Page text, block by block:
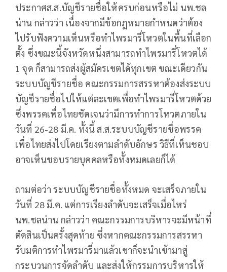
ประกาศส.ส.บัญชีรายชื่อให้ครบก่อนหรือไม่ นพ.ชล
น่าน กล่าวว่า เนื่องจากมีข้อกฎหมายกำหนดว่าต้อง
ไปรับฟังความเห็นหรือทำไพรมารี่โหวตในพื้นที่เลือก
ตั้ง ซึ่งขณะนี้จังหวัดหนึ่งสามารถทำไพรมารี่โหวตได้
1 จุด ก็สามารถส่งผู้สมัครเขตได้ทุกเขต ขณะเดียวกัน
ระบบบัญชีรายชื่อ คณะกรรมการสรรหาต้องส่งระบบ
บัญชีรายชื่อไปให้แต่ละเขตเพื่อทำไพรมารี่โหวตด้วย
ซึ่งพรรคเพื่อไทยชัดเจนว่ามีการทำการโหวตภายใน
วันที่ 26-28 มี.ค. ทั้งนี้ ส.ส.ระบบบัญชีรายชื่อพรรค
เพื่อไทยส่งไปโดยเรียงตามลำดับอักษร วิธีที่เห็นชอบ
อาจเห็นชอบรายบุคคลหรือทั้งหมดเลยก็ได้
ถามต่อว่า ระบบบัญชีรายชื่อทั้งหมด จะเสร็จภายใน
วันที่ 28 มี.ค. แต่การเรียงลำดับจะเสร็จเมื่อไหร่
นพ.ชลน่าน กล่าวว่า คณะกรรมการบริหารจะมีหน้าที่
ตัดสินเป็นครั้งสุดท้าย ซึ่งหากคณะกรรมการสรรหา
รับมติการทำไพรมารี่มาแล้วเขาก็จะนำเข้ามาสู่
กระบวนการจัดลำดับ และส่งให้กรรมการบริหารให้